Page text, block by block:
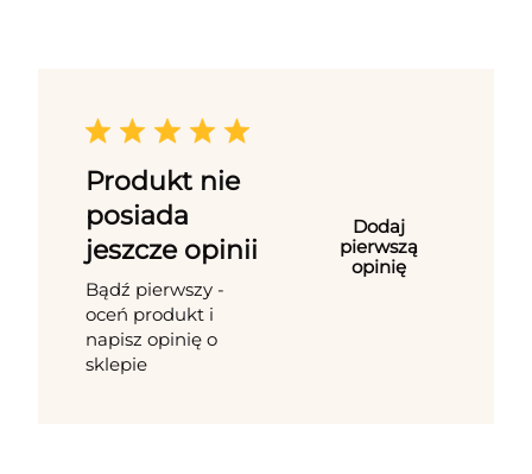
Produkt nie
posiada
jeszcze opinii
Bądź pierwszy -
oceń produkt i
napisz opinię o
sklepie
Dodaj
pierwszą
opinię